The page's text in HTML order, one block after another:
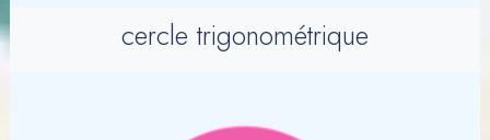
cercle trigonométrique